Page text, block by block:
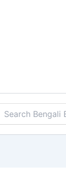
Search